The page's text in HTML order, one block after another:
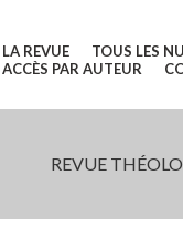
LA REVUE TOUS LES
ACCÈS PAR AUTEUR
REVUE